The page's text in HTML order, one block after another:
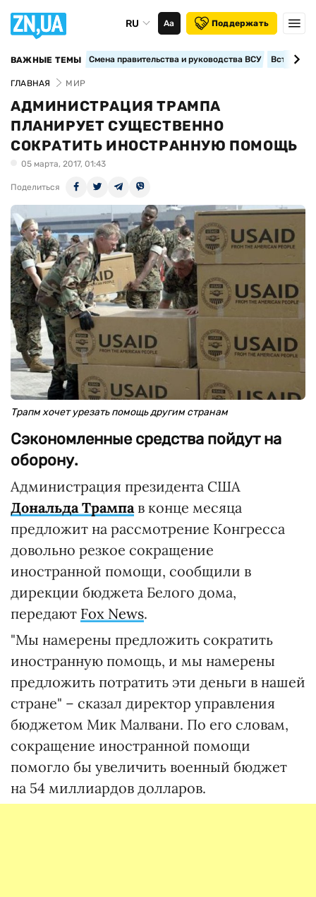
RU Аа Поддержать
ВАЖНЫЕ ТЕМЫ Смена правительства и руководства ВСУ
ГЛАВНАЯ МИР
АДМИНИСТРАЦИЯ ТРАМПА
ПЛАНИРУЕТ СУЩЕСТВЕННО
СОКРАТИТЬ ИНОСТРАННУЮ ПОМОЩЬ
05 марта, 2017, 01:43
Поделиться
Трапм хочет урезать помощь другим странам
Сэкономленные средства пойдут на
оборону.
Администрация президента США
Дональда Трампав конце месяца
предложит на рассмотрение Конгресса
довольно резкое сокращение
иностранной помощи, сообщили в
дирекции бюджета Белого дома,
передают Fox News.
"Мы намерены предложить сократить
иностранную помощь, и мы намерены
предложить потратить эти деньги в нашей
стране" – сказал директор управления
бюджетом Мик Малвани. По его словам,
сокращение иностранной помощи
помогло бы увеличить военный бюджет
на 54 миллиардов долларов.